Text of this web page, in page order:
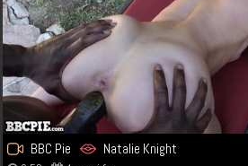
BBC Pie Natalie Knight